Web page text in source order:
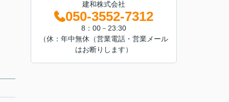
建和株式会社
050-3552-7312
8：00－23:30
（休：年中無休（営業電話・営業メール
はお断りします）